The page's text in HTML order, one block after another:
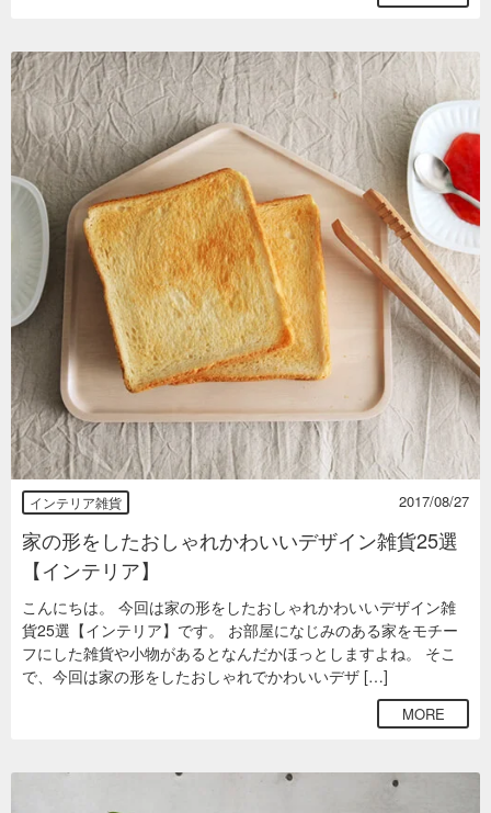
インテリア雑貨 2017/08/27
家の形をしたおしゃれかわいいデザイン雑貨25選
【インテリア】
こんにちは。 今回は家の形をしたおしゃれかわいいデザイン雑
貨25選【インテリア】です。 お部屋になじみのある家をモチー
フにした雑貨や小物があるとなんだかほっとしますよね。 そこ
で、今回は家の形をしたおしゃれでかわいいデザ […]
MORE